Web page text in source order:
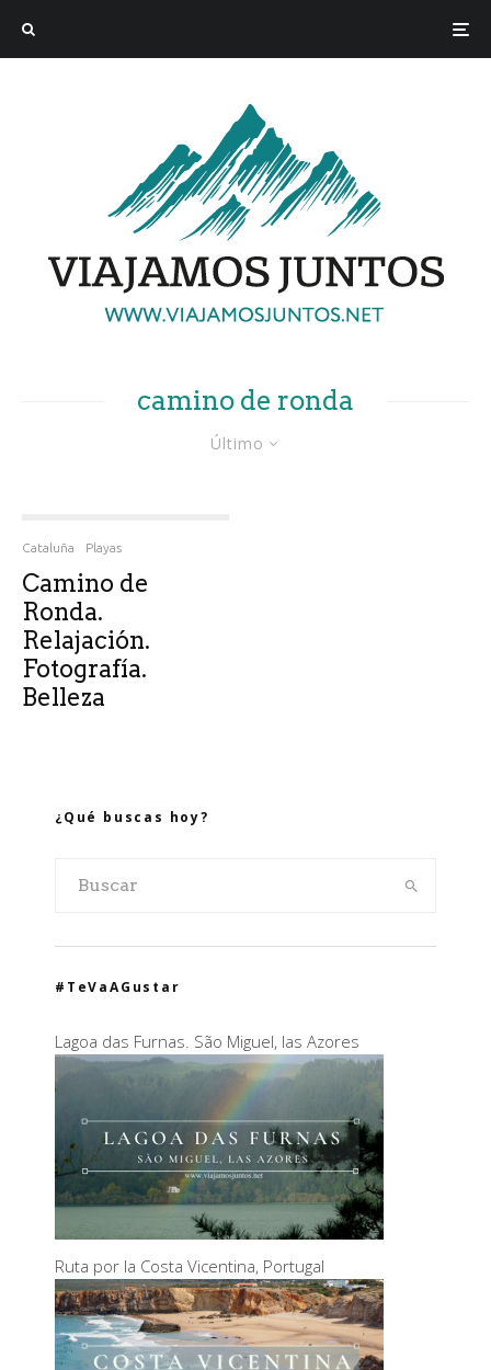
camino de ronda
Último
Cataluña Playas
Camino de
Ronda.
Relajación.
Fotografía.
Belleza
¿Qué buscas hoy?
#TeVaAGustar
Lagoa das Furnas. São Miguel, las Azores
Ruta por la Costa Vicentina, Portugal